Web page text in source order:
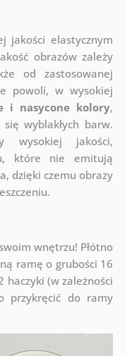
jakości elastycznym
obrazów zależy
od zastosowanej
powoli, w wysokiej
i nasycone kolory,
wyblakłych barw.
wysokiej jakości,
które nie emitują
dzięki czemu obrazy
wnętrzu! Płótno
ramę o grubości 16
haczyki (w zależności
przykręcić do ramy